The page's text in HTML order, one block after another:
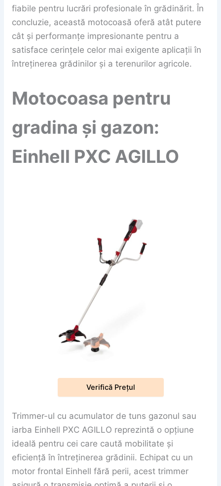
fiabile pentru lucrări profesionale în grădinărit. În
concluzie, această motocoasă oferă atât putere
cât și performanțe impresionante pentru a
satisface cerințele celor mai exigente aplicații în
întreținerea grădinilor și a terenurilor agricole.
Motocoasa pentru
gradina și gazon:
Einhell PXC AGILLO
Verifică Prețul
Trimmer-ul cu acumulator de tuns gazonul sau
iarba Einhell PXC AGILLO reprezintă o opțiune
ideală pentru cei care caută mobilitate și
eficiență în întreținerea grădinii. Echipat cu un
motor frontal Einhell fără perii, acest trimmer